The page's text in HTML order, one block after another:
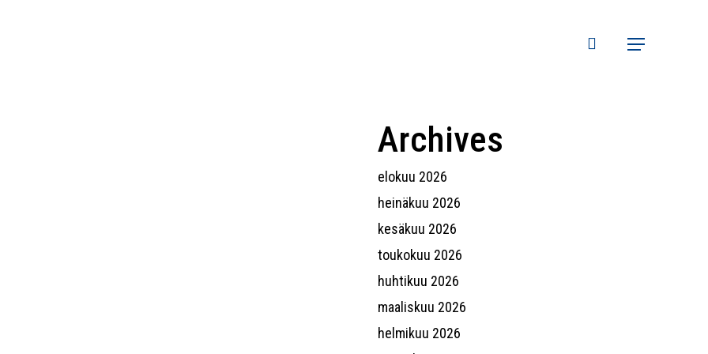
Menu
search
Archives
elokuu 2026
heinäkuu 2026
kesäkuu 2026
toukokuu 2026
huhtikuu 2026
maaliskuu 2026
helmikuu 2026